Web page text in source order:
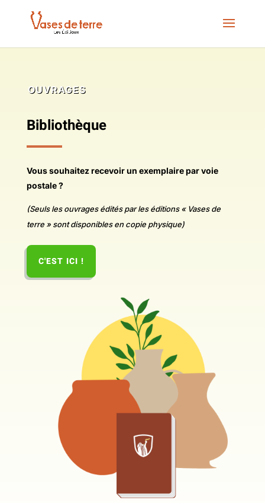
OUVRAGES
Bibliothèque
Vous souhaitez recevoir un exemplaire par voie
postale ?
(Seuls les ouvrages édités par les éditions « Vases de
terre » sont disponibles en copie physique)
C'EST ICI !